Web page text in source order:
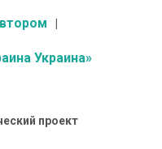
Украина»
проект